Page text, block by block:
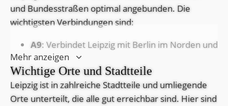
und Bundesstraßen optimal angebunden. Die
wichtigsten Verbindungen sind:
A9: Verbindet Leipzig mit Berlin im Norden und
München im Süden.
A14: Führt von Leipzig nachMagdeburg
Nordwesten und Dresden im Südosten.
A38: Verbindet Leipzig mitGöttingenund dem
Mehr anzeigen
Wichtige Orte und Stadtteile
Leipzig ist in zahlreiche Stadtteile und umliegende
Orte unterteilt, die alle gut erreichbar sind. Hier sind